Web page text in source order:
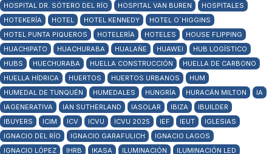
HOSPITAL DR. SÓTERO DEL RÍO
HOSPITAL VAN BUREN
HOSPITALES
HOTEKERÍA
HOTEL HOTEL KENNEDY
HOTEL O´HIGGINS
HOTEL PUNTA PIQUEROS
HOTELERÍA HOTELES
HOUSE FLIPPING
HUACHIPATO
HUACHURABA HUALAÑE HUAWEI
HUB LOGÍSTICO
HUBS
HUECHURABA HUELLA CONSTRUCCIÓN
HUELLA DE CARBONO
HUELLA HÍDRICA
HUERTOS HUERTOS URBANOS
HUM
HUMEDAL DE TUNQUÉN
HUMEDALES HUNGRÍA HURACÁN MILTON
IA
IAGENERATIVA
IAN SUTHERLAND IASOLAR IBIZA
IBUILDER
IBUYERS
ICIM ICV ICVU ICVU 2025 IEF IEUT
IGLESIAS
IGNACIO DEL RÍO
IGNACIO GARAFULICH
IGNACIO LAGOS
IGNACIO LÓPEZ
IHRB IKASA ILUMINACIÓN
ILUMINACIÓN LED